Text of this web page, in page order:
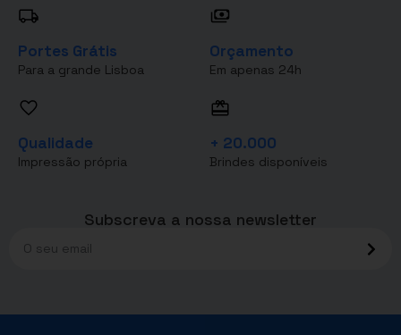
Portes Grátis
Para a grande Lisboa
Orçamento
Em apenas 24h
Qualidade
Impressão própria
+ 20.000
Brindes disponíveis
Subscreva a nossa newsletter